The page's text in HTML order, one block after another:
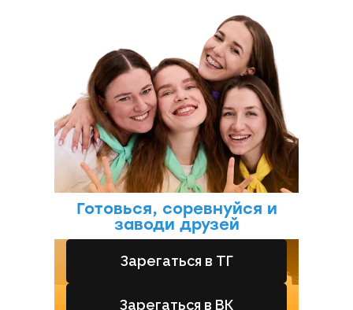
Готовься, соревнуйся и
заводи друзей
Зарегаться в ТГ
Зарегаться в ВК